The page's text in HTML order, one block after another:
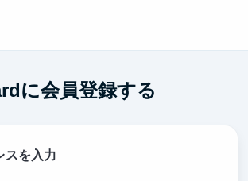
に会員登録する
スを入力